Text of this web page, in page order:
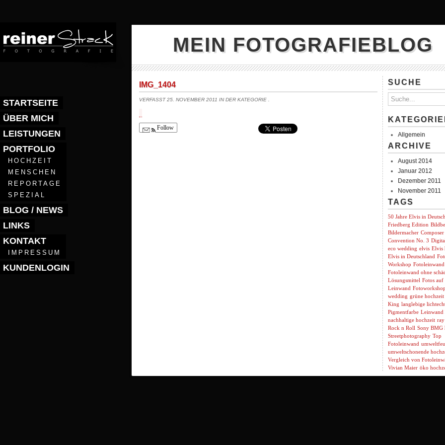
STARTSEITE
ÜBER MICH
LEISTUNGEN
PORTFOLIO
HOCHZEIT
MENSCHEN
REPORTAGE
SPEZIAL
BLOG / NEWS
LINKS
KONTAKT
IMPRESSUM
KUNDENLOGIN
MEIN FOTOGRAFIEBLOG
IMG_1404
VERFASST 25. NOVEMBER 2011 IN DER KATEGORIE
Follow
SUCHE
Allgemein
ARCHIVE
August 2014
Januar 2012
Dezember 2011
November 2011
TAGS
50 Jahre Elvis in
Friedberg Edition
Bildermacher Composer
Convention No. 3
eco wedding elvis Elvis
Elvis in Deutschland
Workshop Fotoleinwand
Fotoleinwand ohne
Lösungsmittel Fotos auf
Leinwand Fotoworkshop
wedding grüne hochzeit
King langlebige
Pigmentfarbe Leinwand
nachhaltige hochzeit ray
Rock n Roll Sony BMG
Streetphotography Top
Fotoleinwand
umweltschonende
Vergleich von
Vivian Maier öko